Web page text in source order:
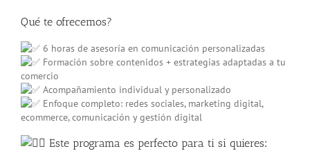
Qué te ofrecemos?
6 horas de asesoría en comunicación personalizadas
Formación sobre contenidos + estrategias adaptadas a tu
comercio
Acompañamiento individual y personalizado
Enfoque completo: redes sociales, marketing digital,
ecommerce, comunicación y gestión digital
Este programa es perfecto para ti si quieres: